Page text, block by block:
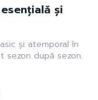
și
și atemporal în
sezon după sezon.